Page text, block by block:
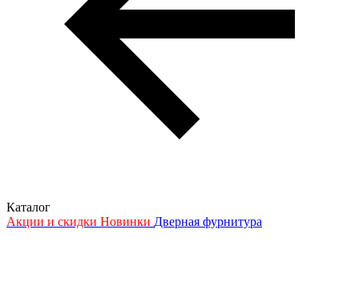
Каталог
Акции и скидки Новинки Дверная фурнитура